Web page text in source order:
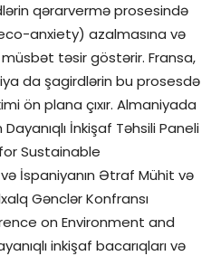
qərarvermə prosesində
anxiety) azalmasına və
təsir göstərir. Fransa,
da şagirdlərin bu prosesdə
ön plana çıxır. Almaniyada
İnkişaf Təhsili Paneli
Sustainable
İspaniyanın Ətraf Mühit və
Gənclər Konfransı
on Environment and
inkişaf bacarıqları və